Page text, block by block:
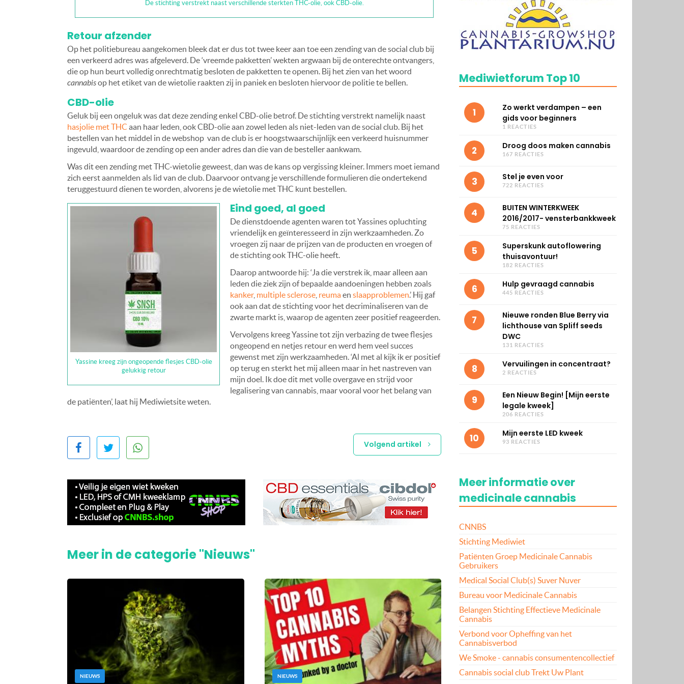
De stichting verstrekt naast verschillende sterkten THC-olie, ook CBD-olie.
Retour afzender
Op het politiebureau aangekomen bleek dat er dus tot twee keer aan toe een zending van de social club bij
een verkeerd adres was afgeleverd. De ‘vreemde pakketten’ wekten argwaan bij de onterechte ontvangers,
die op hun beurt volledig onrechtmatig besloten de pakketten te openen. Bij het zien van het woord
cannabisop het etiket van de wietolie raakten zij in paniek en besloten hiervoor de politie te bellen.
CBD-olie
Geluk bij een ongeluk was dat deze zending enkel CBD-olie betrof. De stichting verstrekt namelijk naast
hasjolie met THC aan haar leden, ook CBD-olie aan zowel leden als niet-leden van de social club. Bij het
bestellen van het middel in de webshop van de club is er hoogstwaarschijnlijk een verkeerd huisnummer
ingevuld, waardoor de zending op een ander adres dan die van de besteller aankwam.
Was dit een zending met THC-wietolie geweest, dan was de kans op vergissing kleiner. Immers moet iemand
zich eerst aanmelden als lid van de club. Daarvoor ontvang je verschillende formulieren die ondertekend
teruggestuurd dienen te worden, alvorens je de wietolie met THC kunt bestellen.
Yassine kreeg zijn ongeopende flesjes CBD-olie
gelukkig retour
Eind goed, al goed
De dienstdoende agenten waren tot Yassines opluchting
vriendelijk en geïnteresseerd in zijn werkzaamheden. Zo
vroegen zij naar de prijzen van de producten en vroegen of
de stichting ook THC-olie heeft.
Daarop antwoorde hij: ‘Ja die verstrek ik, maar alleen aan
leden die ziek zijn of bepaalde aandoeningen hebben zoals
kanker, multiple sclerose reumaen slaapproblemen.’ Hij gaf
ook aan dat de stichting voor het decriminaliseren van de
zwarte markt is, waarop de agenten zeer positief reageerden.
Vervolgens kreeg Yassine tot zijn verbazing de twee flesjes
ongeopend en netjes retour en werd hem veel succes
gewenst met zijn werkzaamheden. ‘Al met al kijk ik er positief
op terug en sterkt het mij alleen maar in het nastreven van
mijn doel. Ik doe dit met volle overgave en strijd voor
legalisering van cannabis, maar vooral voor het belang van
de patiënten’, laat hij Mediwietsite weten.
Volgend artikel
Meer in de categorie "Nieuws"
NIEUWS NIEUWS
Mediwietforum Top 10
1
Zo werkt verdampen – een
gids voor beginners
1 REACTIES
2 Droog doos maken cannabis
167 REACTIES
3 Stel je even voor
722 REACTIES
4
BUITEN WINTERKWEEK
2016/2017- vensterbankkweek
75 REACTIES
5
Superskunk autoflowering
thuisavontuur!
182 REACTIES
6 Hulp gevraagd cannabis
445 REACTIES
7
Nieuwe ronden Blue Berry via
lichthouse van Spliff seeds
DWC
131 REACTIES
8 Vervuilingen in concentraat?
2 REACTIES
9
Een Nieuw Begin! [Mijn eerste
legale kweek]
206 REACTIES
10 Mijn eerste LED kweek
93 REACTIES
Meer informatie over
medicinale cannabis
CNNBS
Stichting Mediwiet
Patiënten Groep Medicinale Cannabis
Gebruikers
Medical Social Club(s) Suver Nuver
Bureau voor Medicinale Cannabis
Belangen Stichting Effectieve Medicinale
Cannabis
Verbond voor Opheffing van het
Cannabisverbod
We Smoke - cannabis consumentencollectief
Cannabis social club Trekt Uw Plant